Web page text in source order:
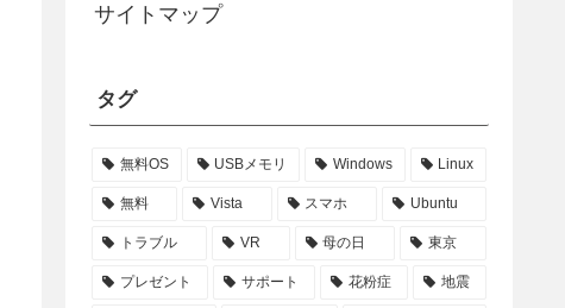
サイトマップ
タグ
無料OS USBメモリ Windows Linux
無料 Vista スマホ Ubuntu
トラブル VR 母の日 東京
プレゼント サポート 花粉症 地震